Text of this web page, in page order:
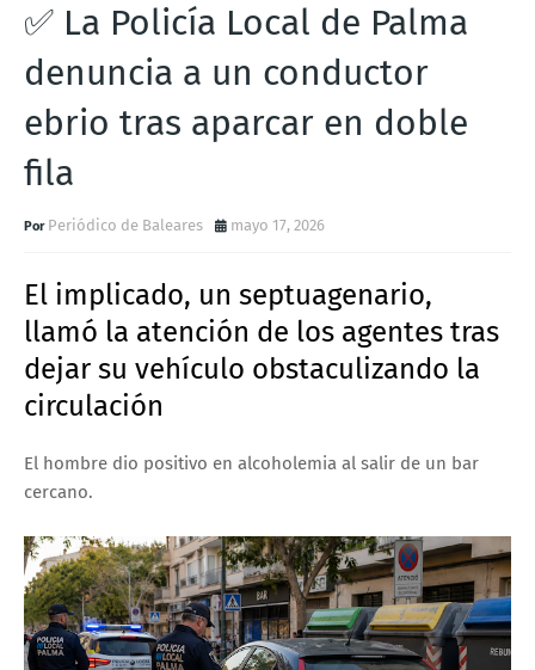
✅ La Policía Local de Palma
denuncia a un conductor
ebrio tras aparcar en doble
fila
Periódico de Baleares mayo 17, 2026
El implicado, un septuagenario,
llamó la atención de los agentes tras
dejar su vehículo obstaculizando la
circulación
El hombre dio positivo en alcoholemia al salir de un bar
cercano.